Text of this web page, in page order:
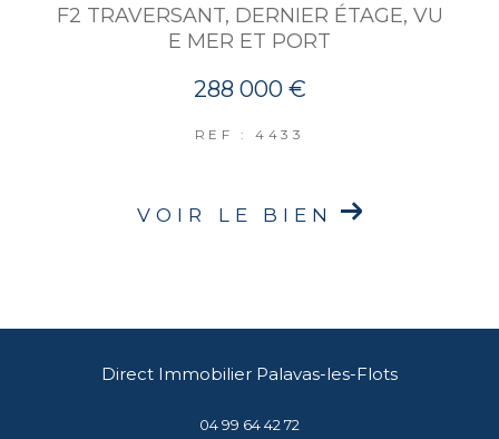
F2 TRAVERSANT, DERNIER ÉTAGE, VU
E MER ET PORT
288 000 €
REF : 4433
VOIR LE BIEN
Direct Immobilier Palavas-les-Flots
04 99 64 42 72